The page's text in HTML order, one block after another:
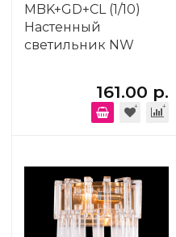
MBK+GD+CL (1/10)
Настенный
светильник NW
161.00 р.